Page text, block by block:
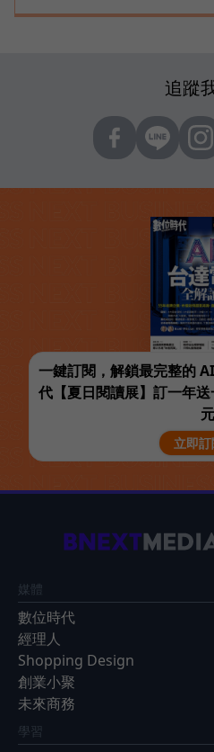
追蹤
一鍵訂閱，解鎖最完整的
代【夏日閱讀展】訂一年
元
立即
媒體
數位時代
經理人
Shopping Design
創業小聚
未來商務
學習